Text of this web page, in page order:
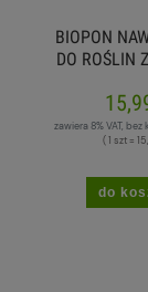
BIOPON
DO ROŚLIN
zawiera 8% VAT,
( 1 szt =
do